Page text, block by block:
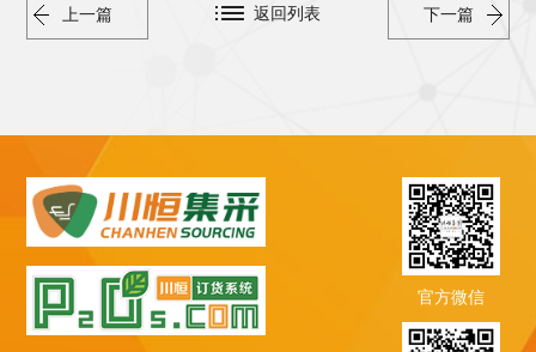
上一篇 下一篇
返回列表
官方微信